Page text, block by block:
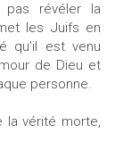
révéler la
les Juifs en
qu’il est venu
de Dieu et
personne.
la vérité morte,